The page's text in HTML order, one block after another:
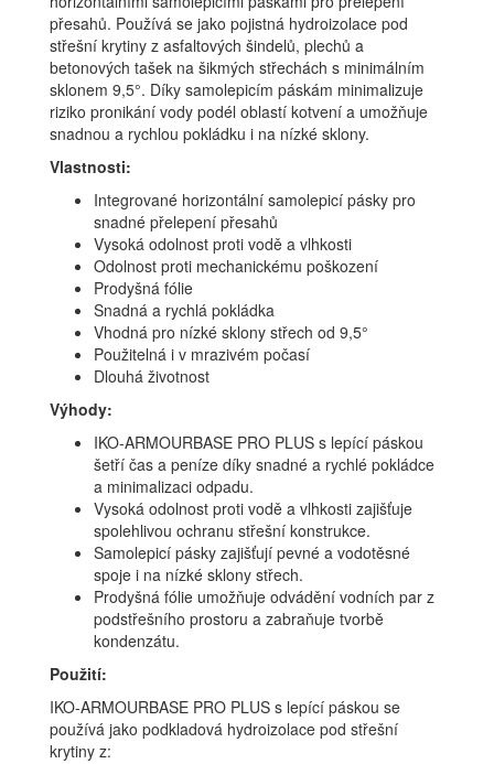
přesahů. Používá se jako pojistná hydroizolace pod
střešní krytiny z asfaltových šindelů, plechů a
betonových tašek na šikmých střechách s minimálním
sklonem 9,5°. Díky samolepicím páskám minimalizuje
riziko pronikání vody podél oblastí kotvení a umožňuje
snadnou a rychlou pokládku i na nízké sklony.
Vlastnosti:
Integrované horizontální samolepicí pásky pro
snadné přelepení přesahů
Vysoká odolnost proti vodě a vlhkosti
Odolnost proti mechanickému poškození
Prodyšná fólie
Snadná a rychlá pokládka
Vhodná pro nízké sklony střech od 9,5°
Použitelná i v mrazivém počasí
Dlouhá životnost
Výhody:
IKO-ARMOURBASE PRO PLUS s lepící páskou
šetří čas a peníze díky snadné a rychlé pokládce
a minimalizaci odpadu.
Vysoká odolnost proti vodě a vlhkosti zajišťuje
spolehlivou ochranu střešní konstrukce.
Samolepicí pásky zajišťují pevné a vodotěsné
spoje i na nízké sklony střech.
Prodyšná fólie umožňuje odvádění vodních par z
podstřešního prostoru a zabraňuje tvorbě
kondenzátu.
Použití:
IKO-ARMOURBASE PRO PLUS s lepící páskou se
používá jako podkladová hydroizolace pod střešní
krytiny z: